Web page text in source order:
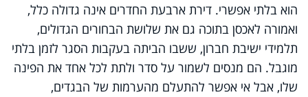
הוא בלתי אפשרי. דירת ארבעת החדרים אינה גדולה כלל,
ואמורה לאכסן בתוכה גם את שלושת הבחורים הגדולים,
תלמידי ישיבת חברון, ששבו הביתה בעקבות הסגר לזמן בלתי
מוגבל. הם מנסים לשמור על סדר ולתת לכל אחד את הפינה
שלו, אבל אי אפשר להתעלם מהערמות של הבגדים,